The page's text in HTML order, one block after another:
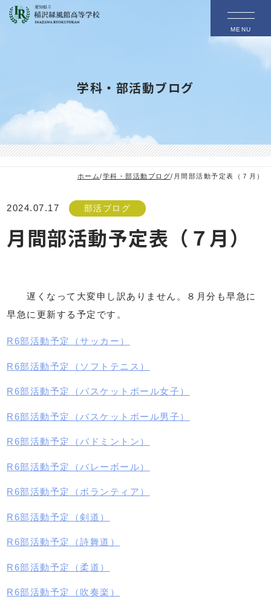
MENU
学科・部活動ブログ
ホーム/学科・部活動ブログ/ 月間部活動予定表（７月）
2024.07.17 部活ブログ
月間部活動予定表（７月）
遅くなって大変申し訳ありません。８月分も早急に
早急に更新する予定です。
R6部活動予定（サッカー）
R6部活動予定（ソフトテニス）
R6部活動予定（バスケットボール女子）
R6部活動予定（バスケットボール男子）
R6部活動予定（バドミントン）
R6部活動予定（バレーボール）
R6部活動予定（ボランティア）
R6部活動予定（剣道）
R6部活動予定（詩舞道）
R6部活動予定（柔道）
R6部活動予定（吹奏楽）